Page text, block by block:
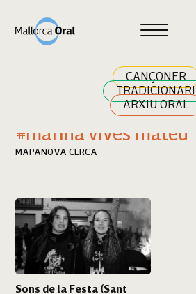
CANÇONER
TRADICIONARI
ARXIU ORAL
Resultats cerca
#marina vives mateu
MAPA NOVA CERCA
Sons de la Festa (Sant